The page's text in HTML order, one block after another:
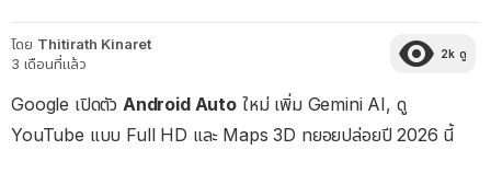
โดย Thitirath Kinaret
3 เดือนที่แล้ว
2k ดู
Google เปิดตัว Android Auto ใหม่ เพิ่ม Gemini AI, ดู
YouTube แบบ Full HD และ Maps 3D ทยอยปล่อยปี 2026 นี้